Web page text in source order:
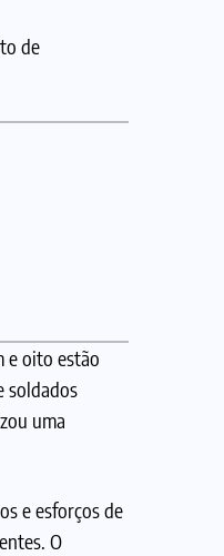
de
e oito estão
soldados
uma
e esforços de
O